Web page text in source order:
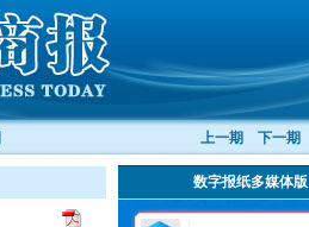
上一期 下一期
数字报纸多媒体版